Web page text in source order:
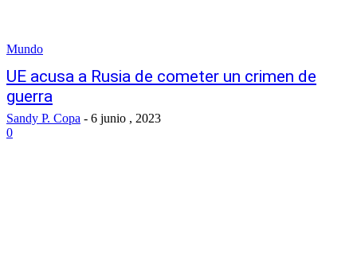
Mundo
UE acusa a Rusia de cometer un crimen de
guerra
Sandy P. Copa - 6 junio , 2023
0